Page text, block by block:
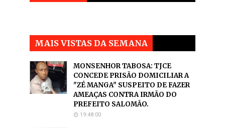
MAIS VISTAS DA SEMANA
MONSENHOR TABOSA: TJCE
CONCEDE PRISÃO DOMICILIAR A
"ZÉ MANGA" SUSPEITO DE FAZER
AMEAÇAS CONTRA IRMÃO DO
PREFEITO SALOMÃO.
19:48:00